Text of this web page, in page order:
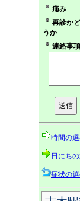
痛み
再診かど
うか
連絡事項
時間の
日にち
症状の